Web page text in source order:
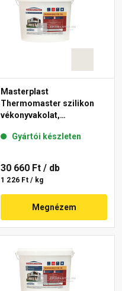
Masterplast
Thermomaster szilikon
vékonyvakolat,
45-F 25 kg
Gyártói készleten
30 660 Ft / db
1 226 Ft / kg
Megnézem